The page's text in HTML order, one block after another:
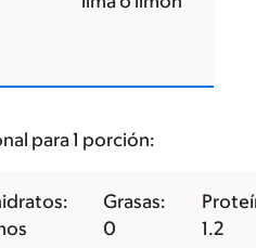
para 1 porción:
Grasas:
0
1.2